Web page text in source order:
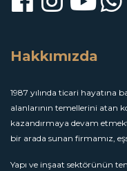
Hakkımızda
1987 yılında ticari hayatına
alanlarının temellerini atan
kazandırmaya devam
bir arada sunan firmamız,
Yapı ve inşaat sektörünün